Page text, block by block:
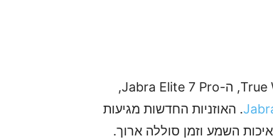
הכריזה על ההשקה של אוזניות בסגנון True Wireless, ה-Jabra Elite 7 Pro,
. האוזניות החדשות מגיעות
השמע וזמן סוללה ארוך.